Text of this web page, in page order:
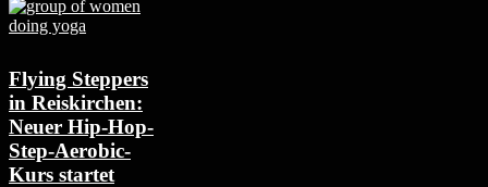
Flying Steppers
in Reiskirchen:
Neuer Hip-Hop-
Step-Aerobic-
Kurs startet